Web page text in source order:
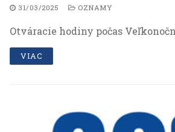
31/03/2025 OZNAMY
Otváracie hodiny počas
VIAC